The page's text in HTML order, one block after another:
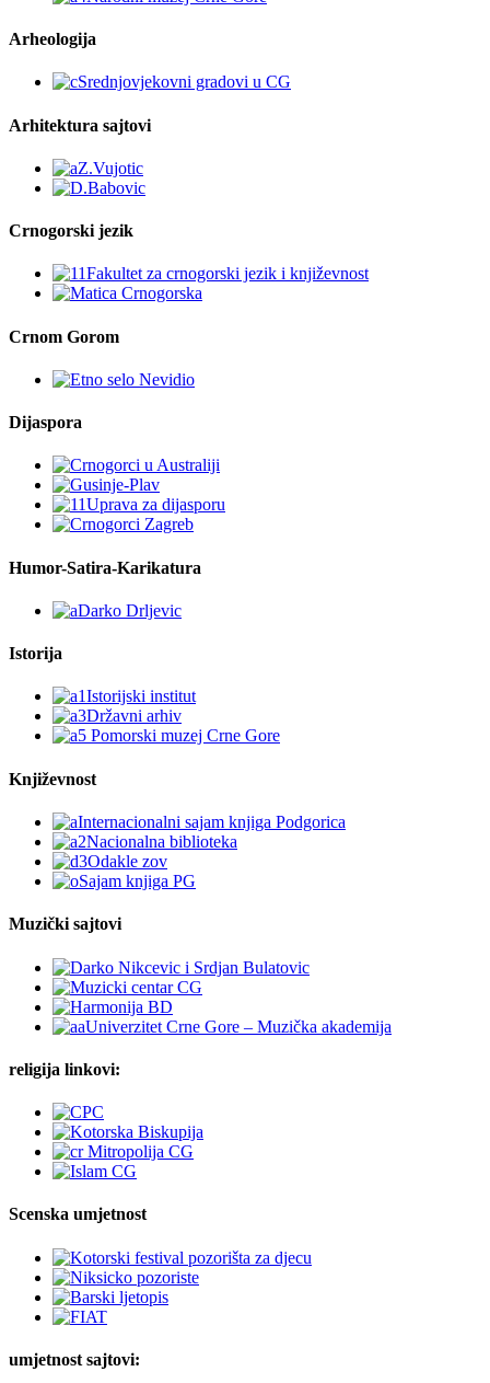
Arheologija
Arhitektura sajtovi
Crnogorski jezik
Crnom Gorom
Dijaspora
Humor-Satira-Karikatura
Istorija
Književnost
Muzički sajtovi
religija linkovi:
Scenska umjetnost
umjetnost sajtovi: